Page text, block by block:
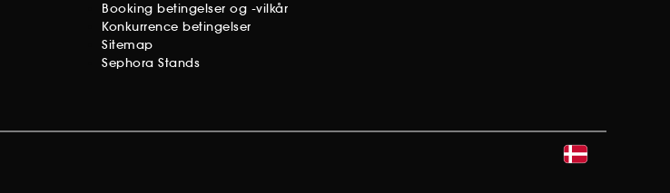
Booking betingelser og -vilkår
Konkurrence betingelser
Sitemap
Sephora Stands